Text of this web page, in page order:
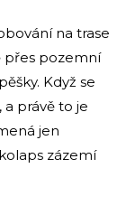
na trase
přes pozemní
Když se
a právě to je
jen
zázemí